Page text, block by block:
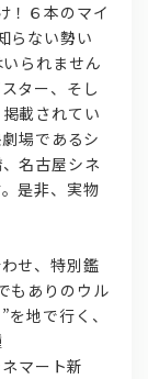
！６本のマイ
らない勢い
られません
ター、そし
載されてい
場であるシ
名古屋シネ
是非、実物
せ、特別鑑
もありのウル
地で行く、
マート新